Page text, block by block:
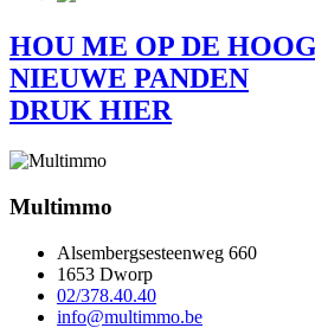
HOU ME OP DE
NIEUWE PANDEN
DRUK HIER
Multimmo
Alsembergsesteenweg 660
1653 Dworp
02/378.40.40
info@multimmo.be